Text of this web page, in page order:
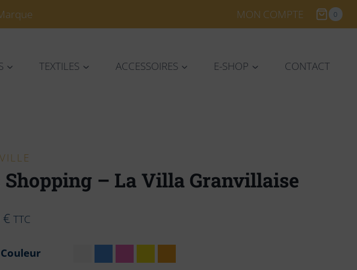
MON COMPTE 0
TEXTILES ACCESSOIRES E-SHOP CONTACT
Shopping – La Villa Granvillaise
€ TTC
Couleur